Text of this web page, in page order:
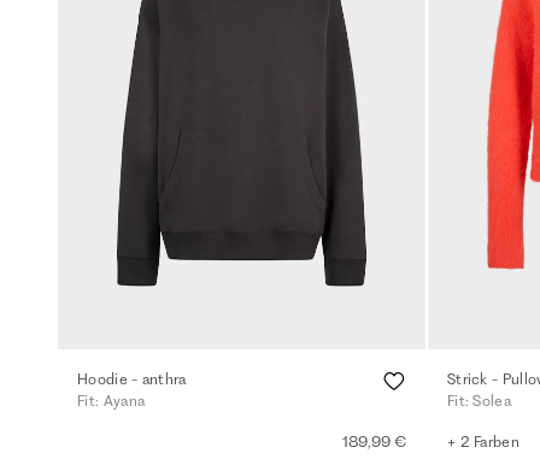
Hoodie - anthra
Fit: Ayana
189,99 €
Strick -
Fit: Solea
+ 2 Farben